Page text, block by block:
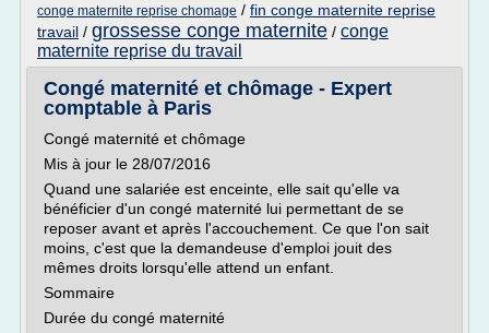
conge maternite reprise chomage / fin conge maternite reprise
travail / grossesse conge maternite / conge
maternite reprise du travail
Congé maternité et chômage - Expert
comptable à Paris
Congé maternité et chômage
Mis à jour le 28/07/2016
Quand une salariée est enceinte, elle sait qu'elle va
bénéficier d'un congé maternité lui permettant de se
reposer avant et après l'accouchement. Ce que l'on sait
moins, c'est que la demandeuse d'emploi jouit des
mêmes droits lorsqu'elle attend un enfant.
Sommaire
Durée du congé maternité